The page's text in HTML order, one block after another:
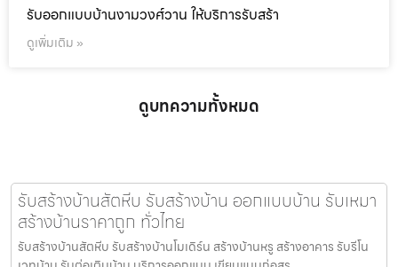
รับออกแบบบ้านงามวงศ์วาน ให้บริการรับสร้า
ดูเพิ่มเติม »
ดูบทความทั้งหมด
รับสร้างบ้านสัตหีบ รับสร้างบ้าน ออกแบบบ้าน รับเหมา
สร้างบ้านราคาถูก ทั่วไทย
รับสร้างบ้านสัตหีบ รับสร้างบ้านโมเดิร์น สร้างบ้านหรู สร้างอาคาร รับรีโน